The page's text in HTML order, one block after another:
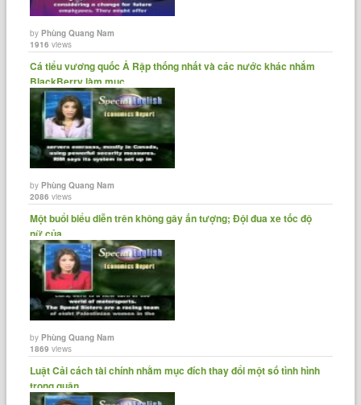
byPhùng Quang Nam
1916 views
Cá tiểu vương quốc Ả Rập thống nhất và các nước khác nhắm
BlackBerry làm mục......
byPhùng Quang Nam
2086 views
Một buổi biểu diễn trên không gây ấn tượng; Đội đua xe tốc độ
nữ của......
byPhùng Quang Nam
1869 views
Luật Cải cách tài chính nhằm mục đích thay đổi một số tình hình
trong quận......